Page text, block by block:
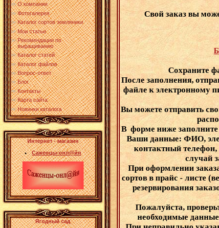
О компании
Фотогалерея
Каталог сортов земляники
Мои статьи
Рекомендации по
выращиванию
Каталог статей
Каталог файлов
Вопрос-ответ
Блог
Контакты
Карта сайта
Новинки каталога
Интернет - магазин
Саженцы-онл@йн
Ягодный сад
Свой заказ вы
Сохраните
После заполнения,
файле к электронному
Вы можете отправить
В форме ниже
Ваши данные: ФИО,
контактный
случай
При оформлении
сортов в прайс - листе
резервирования
Пожалуйста,
необходимые